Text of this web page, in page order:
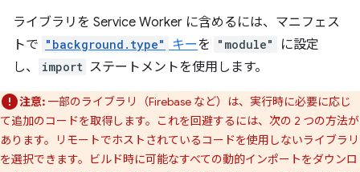
ライブラリを Service Worker に含めるには、マニフェス
トで "background.type" キーを "module"
に設定
し、
import ステートメントを使用します。
注意: 一部のライブラリ（Firebase など）は、実行時に必要に応じ
て追加のコードを取得します。これを回避するには、次の 2 つの方法が
あります。リモートでホストされているコードを使用しないライブラリ
を選択できます。ビルド時に可能なすべての動的インポートをダウンロ